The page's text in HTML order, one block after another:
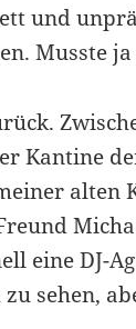
und
Musste
Kantine
alten
eine DJ-
sehen,